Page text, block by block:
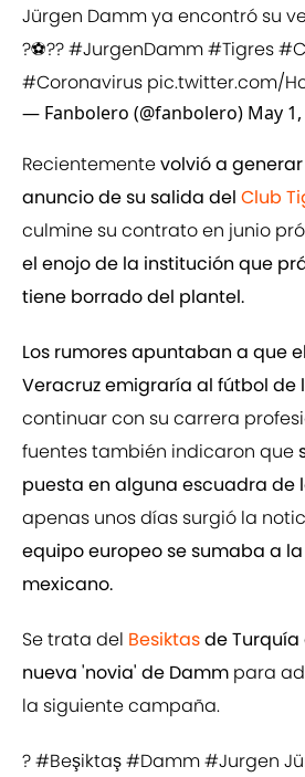
Jürgen Damm ya encontró su
?⚽️??#JurgenDamm#Tigres
#Coronavirus pic.twitter.com/
— Fanbolero (@fanbolero) May
Recientementevolvió a
anuncio de su salida del Club
culmine su contrato en junio
el enojo de la institución que
tiene borrado del plantel.
Los rumores apuntaban a que
Veracruz emigraría al fútbol de
continuar con su carrera
fuentes también indicaron que
puesta en alguna escuadra de
apenas unos días surgió la
equipo europeo se sumaba a
mexicano.
Se trata del Besiktasde Turquía
nueva 'novia' de Damm para
la siguiente campaña.
?#Beşiktaş#Damm#Jurgen